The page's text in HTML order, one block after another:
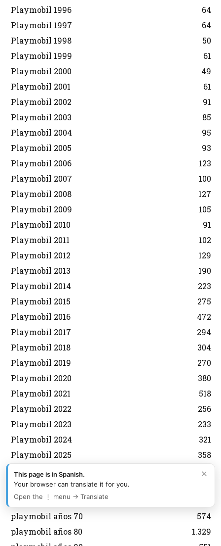
Playmobil 1996
64
Playmobil 1997
64
Playmobil 1998
50
Playmobil 1999
61
Playmobil 2000
49
Playmobil 2001
61
Playmobil 2002
91
Playmobil 2003
85
Playmobil 2004
95
Playmobil 2005
93
Playmobil 2006
123
Playmobil 2007
100
Playmobil 2008
127
Playmobil 2009
105
Playmobil 2010
91
Playmobil 2011
102
Playmobil 2012
129
Playmobil 2013
190
Playmobil 2014
223
Playmobil 2015
275
Playmobil 2016
472
Playmobil 2017
294
Playmobil 2018
304
Playmobil 2019
270
Playmobil 2020
380
Playmobil 2021
518
Playmobil 2022
256
Playmobil 2023
233
Playmobil 2024
321
Playmobil 2025
358
Playmobil 2026
321
playmobil animales
Playmobil años 2000
playmobil años 70
574
playmobil años 80
1.329
×
This page is in Spanish.
Your browser can translate it for you.
Open the ⋮ menu → Translate